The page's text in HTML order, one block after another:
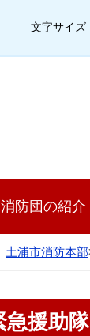
文字サイズ
防団の紹介
土浦市消防本部
急援助